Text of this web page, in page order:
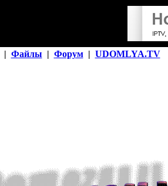
| Файлы | Форум | UDOMLYA.TV